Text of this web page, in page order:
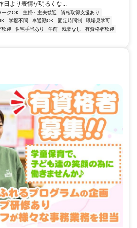
日より表情が明るくな...
ークOK 主婦・主夫歓迎
資格取得支援あり
学歴不問 車通勤OK 固定時間制
職場見学可
歓迎 住宅手当あり 午前 残業なし
有資格者歓迎